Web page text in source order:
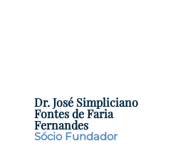
Dr. José Simpliciano
Fontes de Faria
Fernandes
Sócio Fundador